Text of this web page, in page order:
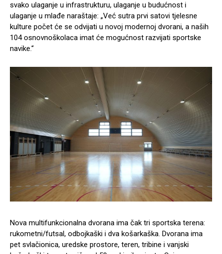
svako ulaganje u infrastrukturu, ulaganje u budućnost i
ulaganje u mlađe naraštaje: „Već sutra prvi satovi tjelesne
kulture počet će se odvijati u novoj modernoj dvorani, a naših
104 osnovnoškolaca imat će mogućnost razvijati sportske
navike.“
Nova multifunkcionalna dvorana ima čak tri sportska terena:
rukometni/futsal, odbojkaški i dva košarkaška. Dvorana ima
pet svlačionica, uredske prostore, teren, tribine i vanjski